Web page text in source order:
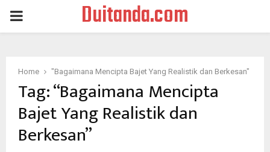
PRIMARY
Duitanda.com
Home "Bagaimana Mencipta Bajet Yang Realistik dan Berkesan"
Tag:“Bagaimana Mencipta
Bajet Yang Realistik dan
Berkesan”